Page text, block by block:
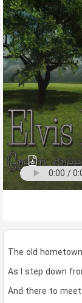
The old
As I step down
And there to